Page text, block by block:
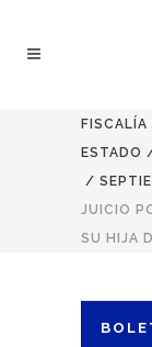
FISCALÍA
ESTADO
/
JUICIO
SU HIJA